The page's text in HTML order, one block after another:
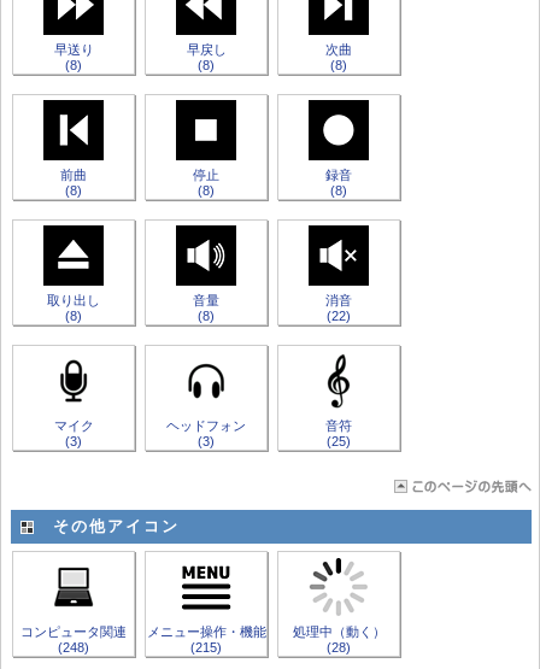
早送り
(8)
早戻し
(8)
次曲
(8)
前曲
(8)
停止
(8)
録音
(8)
取り出し
(8)
音量
(8)
消音
(22)
マイク
(3)
ヘッドフォン
(3)
音符
(25)
その他アイコン
コンピュータ関連
(248)
メニュー操作・機能
(215)
処理中（動く）
(28)